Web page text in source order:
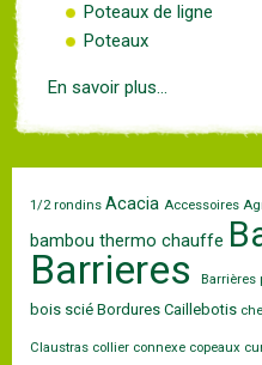
Poteaux de ligne
Poteaux
En savoir plus...
1/2 rondins Acacia Accessoires
bambou thermo chauffe
Barrieres Barrières
bois scié Bordures Caillebotis
Claustras collier connexe copeaux